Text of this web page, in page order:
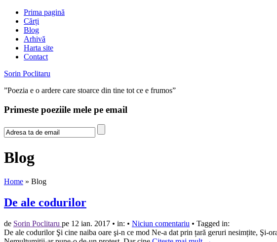
Prima pagină
Cărți
Blog
Arhivă
Harta site
Contact
Sorin Poclitaru
”Poezia e o ardere care stoarce din tine tot ce e frumos”
Primeste poeziile mele pe email
Blog
Home » Blog
De ale codurilor
de Sorin Poclitaru pe 12 ian. 2017 • in: • Niciun comentariu • Tagged in:
De ale codurilor Şi cine naiba oare şi-n ce mod Ne-a dat prin țară geruri nesimțite, Şi-